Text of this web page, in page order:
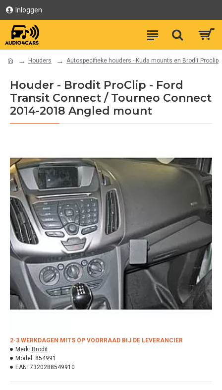
Inloggen
Houders Autospecifieke houders - Kuda mounts en Brodit Proclip
Houder - Brodit ProClip - Ford
Transit Connect / Tourneo Connect
2014-2018 Angled mount
2-3 WERKDAGEN MITS OP VOORRAAD BIJ DE LEVERANCIER
Merk: Brodit
Model: 854991
EAN: 7320288549910